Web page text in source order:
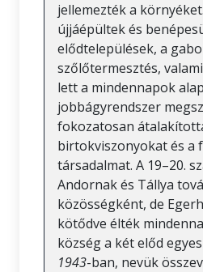
jellemezték a
újjáépültek és
elődtelepülések, a
szőlőtermesztés,
lett a mindennapok
jobbágyrendszer
fokozatosan
birtokviszonyokat és a
társadalmat. A 19–20.
Andornak és Tállya
közösségként, de
kötődve élték
község a két előd
1943-ban, nevük